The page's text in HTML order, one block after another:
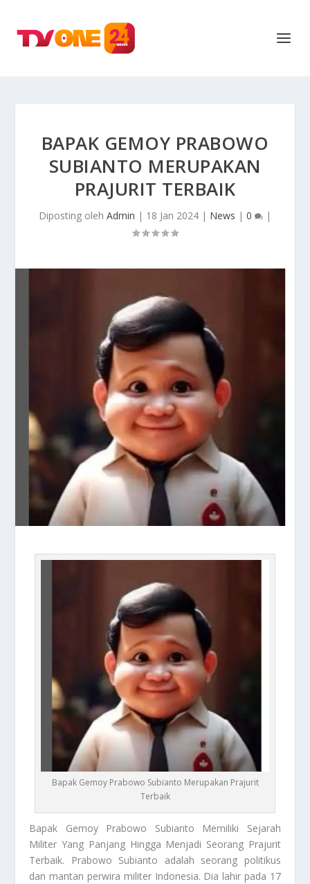
BAPAK GEMOY PRABOWO
SUBIANTO MERUPAKAN
PRAJURIT TERBAIK
Diposting oleh Admin | 18 Jan 2024 | News | 0 |
Bapak Gemoy Prabowo Subianto Merupakan Prajurit
Terbaik
Bapak Gemoy Prabowo Subianto Memiliki Sejarah
Militer Yang Panjang Hingga Menjadi Seorang Prajurit
Terbaik. Prabowo Subianto adalah seorang politikus
dan mantan perwira militer Indonesia. Dia lahir pada 17